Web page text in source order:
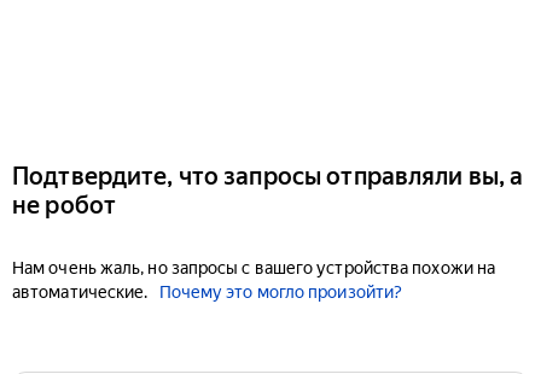
Подтвердите, что запросы отправляли вы, а
не робот
Нам очень жаль, но запросы с вашего устройства похожи на
автоматические.
Почему это могло произойти?